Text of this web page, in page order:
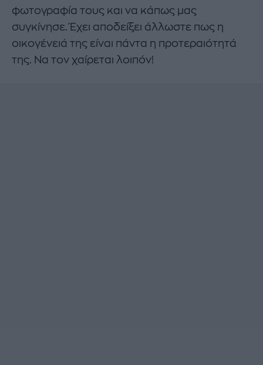
φωτογραφία τους και να κάπως μας
συγκίνησε. Έχει αποδείξει άλλωστε πως η
οικογένειά της είναι πάντα η προτεραιότητά
της. Να τον χαίρεται λοιπόν!